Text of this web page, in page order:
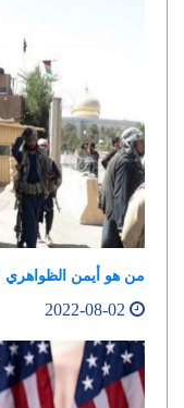
من هو أيمن الظواهري